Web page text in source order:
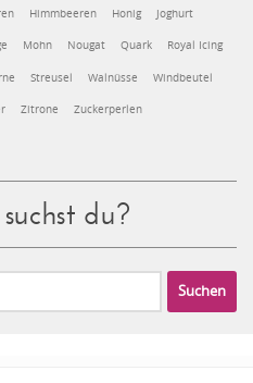
Himmbeeren Honig Joghurt
Mohn Nougat Quark Royal Icing
Streusel Walnüsse Windbeutel
Zitrone Zuckerperlen
du?